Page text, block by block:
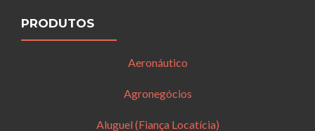
PRODUTOS
Aeronáutico
Agronegócios
Aluguel (Fiança Locatícia)